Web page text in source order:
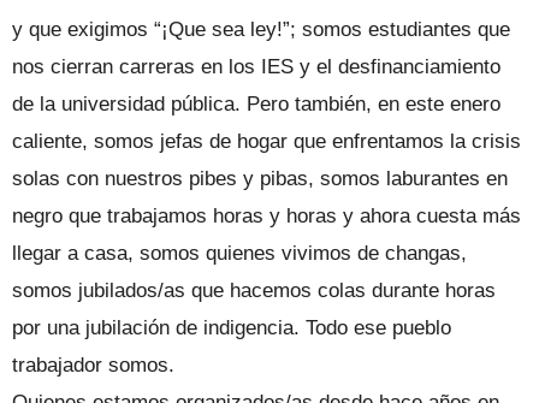
y que exigimos “¡Que sea ley!”; somos estudiantes que
nos cierran carreras en los IES y el desfinanciamiento
de la universidad pública. Pero también, en este enero
caliente, somos jefas de hogar que enfrentamos la crisis
solas con nuestros pibes y pibas, somos laburantes en
negro que trabajamos horas y horas y ahora cuesta más
llegar a casa, somos quienes vivimos de changas,
somos jubilados/as que hacemos colas durante horas
por una jubilación de indigencia. Todo ese pueblo
trabajador somos.